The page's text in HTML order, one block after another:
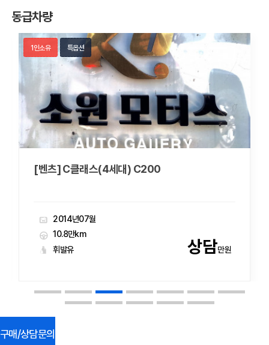
구매/상담문의
동급차량
1인소유 특옵션
[벤츠] C클래스(4세대) C200
2014년07월
10.8만km
휘발유
상담만원